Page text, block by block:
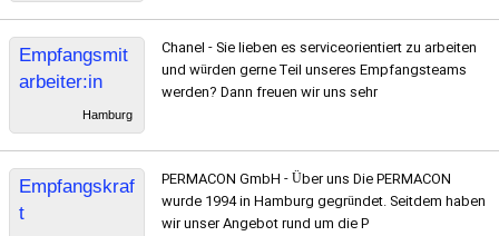
Empfangsmit
arbeiter:in
Hamburg
Chanel - Sie lieben es serviceorientiert zu arbeiten
und würden gerne Teil unseres Empfangsteams
werden? Dann freuen wir uns sehr
Empfangskraf
t
PERMACON GmbH - Über uns Die PERMACON
wurde 1994 in Hamburg gegründet. Seitdem haben
wir unser Angebot rund um die P